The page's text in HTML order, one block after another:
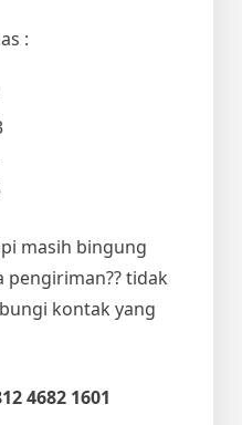
:
masih bingung
pengiriman?? tidak
kontak yang
4682 1601